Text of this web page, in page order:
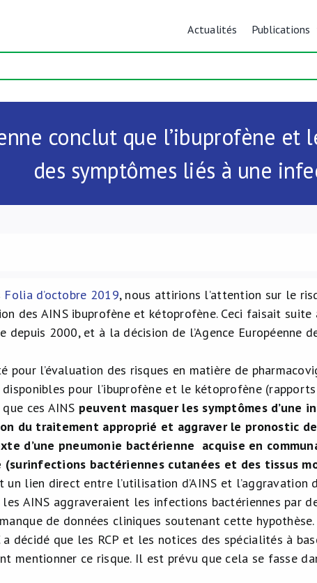
Actualités Publications
conclut que l’ibuprofène et
des symptômes liés à une
Folia d’octobre 2019, nous attirions l’attention sur le
des AINS ibuprofène et kétoprofène. Ceci faisait
depuis 2000, et à la décision de l’Agence Européenne
pour l’évaluation des risques en matière de
disponibles pour l’ibuprofène et le kétoprofène
ces AINS peuvent masquer les symptômes
du traitement approprié et aggraver le pronostic
d’une pneumonie bactérienne acquise en
(surinfections bactériennes cutanées et des tissus
un lien direct entre l’utilisation d’AINS et l’aggravation
AINS aggraveraient les infections bactériennes par
de données cliniques soutenant cette hypothèse.
a décidé que les RCP et les notices des spécialités à
mentionner ce risque. Il est prévu que cela se fasse